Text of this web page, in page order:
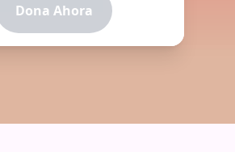
Dona Ahora